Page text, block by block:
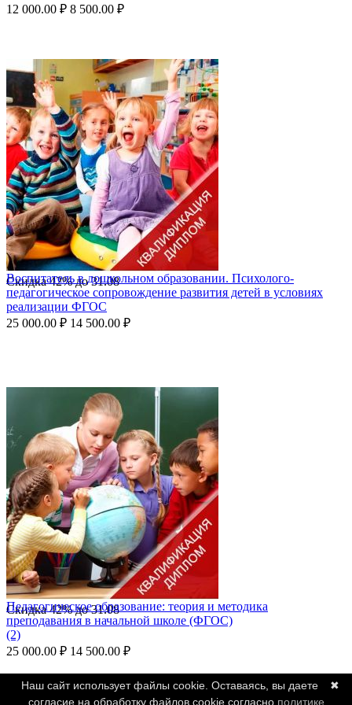
12 000.00 ₽ 8 500.00 ₽
Скидка42%до31.08
Воспитатель в дошкольном образовании. Психолого-
педагогическое сопровождение развития детей в условиях
реализации ФГОС
25 000.00 ₽ 14 500.00 ₽
Скидка42%до31.08
Педагогическое образование: теория и методика
преподавания в начальной школе (ФГОС)
(2)
25 000.00 ₽ 14 500.00 ₽
✖
Наш сайт использует файлы cookie. Оставаясь, вы даете
согласие на обработку файлов cookie согласно политике